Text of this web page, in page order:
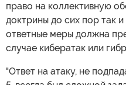
право на коллективную
доктрины до сих пор так
ответные меры должна
случае кибератак или
"Ответ на атаку, не